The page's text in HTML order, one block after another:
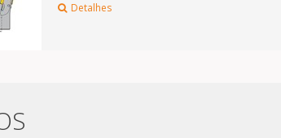
Detalhes